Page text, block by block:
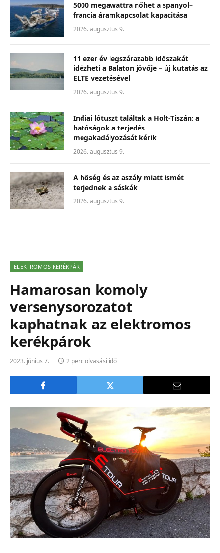
5000 megawattra nőhet a spanyol–
francia áramkapcsolat kapacitása
2026. augusztus 9.
11 ezer év legszárazabb időszakát
idézheti a Balaton jövője – új kutatás az
ELTE vezetésével
2026. augusztus 9.
Indiai lótuszt találtak a Holt-Tiszán: a
hatóságok a terjedés
megakadályozását kérik
2026. augusztus 9.
A hőség és az aszály miatt ismét
terjednek a sáskák
2026. augusztus 9.
ELEKTROMOS KERÉKPÁR
Hamarosan komoly
versenysorozatot
kaphatnak az elektromos
kerékpárok
2023. június 7. 2 perc olvasási idő